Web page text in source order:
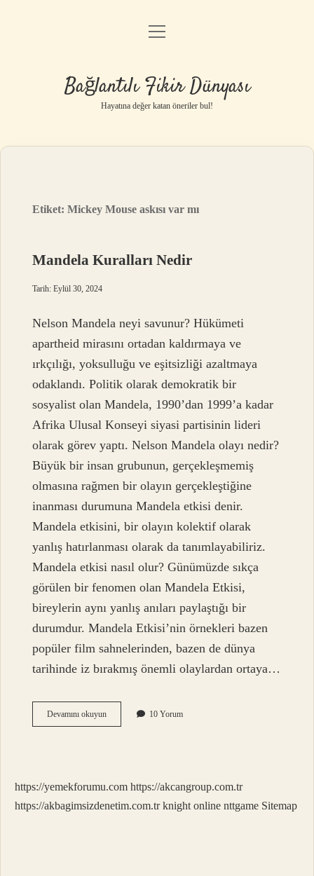
Anasayfa
Yasal Uyarı
menüyü
Bağlantılı Fikir Dünyası
Hayatına değer katan öneriler bul!
Etiket:Mickey Mouse askısı var mı
Mandela Kuralları Nedir
Tarih: Eylül 30, 2024
Nelson Mandela neyi savunur? Hükümeti
apartheid mirasını ortadan kaldırmaya ve
ırkçılığı, yoksulluğu ve eşitsizliği azaltmaya
odaklandı. Politik olarak demokratik bir
sosyalist olan Mandela, 1990’dan 1999’a kadar
Afrika Ulusal Konseyi siyasi partisinin lideri
olarak görev yaptı. Nelson Mandela olayı nedir?
Büyük bir insan grubunun, gerçekleşmemiş
olmasına rağmen bir olayın gerçekleştiğine
inanması durumuna Mandela etkisi denir.
Mandela etkisini, bir olayın kolektif olarak
yanlış hatırlanması olarak da tanımlayabiliriz.
Mandela etkisi nasıl olur? Günümüzde sıkça
görülen bir fenomen olan Mandela Etkisi,
bireylerin aynı yanlış anıları paylaştığı bir
durumdur. Mandela Etkisi’nin örnekleri bazen
popüler film sahnelerinden, bazen de dünya
tarihinde iz bırakmış önemli olaylardan ortaya…
Devamını okuyunMandela
Kuralları
10 Yorum
https://yemekforumu.com https://akcangroup.com.tr
https://akbagimsizdenetim.com.tr knight online nttgame Sitemap